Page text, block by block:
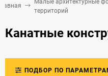
Малые архитектурные
территорий
Канатные
ПОДБОР ПО